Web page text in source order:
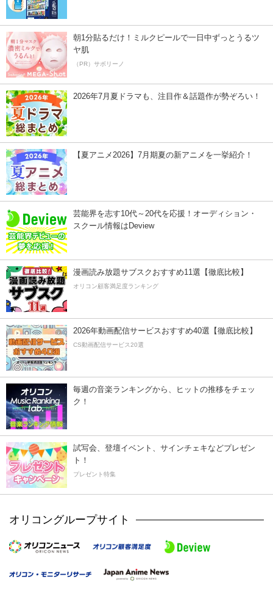
朝1分貼るだけ！ミルクピールで一日中ずっとうるツ
ヤ肌
（PR）サボリーノ
2026年7月夏ドラマも、注目作＆話題作が勢ぞろい！
【夏アニメ2026】7月期夏の新アニメを一挙紹介！
芸能界を志す10代～20代を応援！オーディション・
スクール情報はDeview
漫画読み放題サブスクおすすめ11選【徹底比較】
オリコン顧客満足度ランキング
2026年動画配信サービスおすすめ40選【徹底比較】
CS動画配信サービス20選
毎週の音楽ランキングから、ヒットの推移をチェッ
ク！
試写会、登壇イベント、サインチェキなどプレゼン
ト！
プレゼント特集
オリコングループサイト